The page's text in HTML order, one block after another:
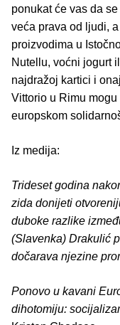
ponukat će vas da
veća prava od ljudi,
proizvodima u
Nutellu, voćni jogurt
najdražoj kartici i
Vittorio u Rimu
europskom
Iz medija:
Trideset godina
zida donijeti
duboke razlike
(Slavenka) Drakulić
dočarava njezine
Ponovo u kavani
dihotomiju: